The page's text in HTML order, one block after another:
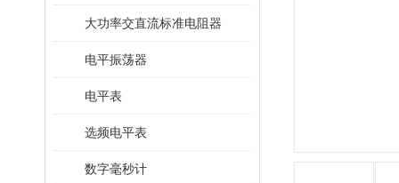
大功率交直流标准电阻器
电平振荡器
电平表
选频电平表
数字毫秒计